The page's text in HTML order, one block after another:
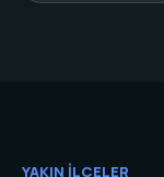
YAKIN İLÇELER